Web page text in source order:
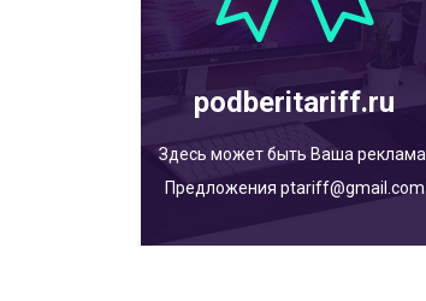
podberitariff.ru
Здесь может быть Ваша реклама.
Предложения ptariff@gmail.com